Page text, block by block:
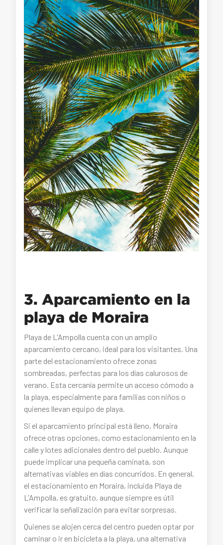
3. Aparcamiento en la
playa de Moraira
Playa de L'Ampolla cuenta con un amplio
aparcamiento cercano, ideal para los visitantes. Una
parte del estacionamiento ofrece zonas
sombreadas, perfectas para los días calurosos de
verano. Esta cercanía permite un acceso cómodo a
la playa, especialmente para familias con niños o
quienes llevan equipo de playa.
Si el aparcamiento principal está lleno, Moraira
ofrece otras opciones, como estacionamiento en la
calle y lotes adicionales dentro del pueblo. Aunque
puede implicar una pequeña caminata, son
alternativas viables en días concurridos. En general,
el estacionamiento en Moraira, incluida Playa de
L'Ampolla, es gratuito, aunque siempre es útil
verificar la señalización para evitar sorpresas.
Quienes se alojen cerca del centro pueden optar por
caminar o ir en bicicleta a la playa, una alternativa